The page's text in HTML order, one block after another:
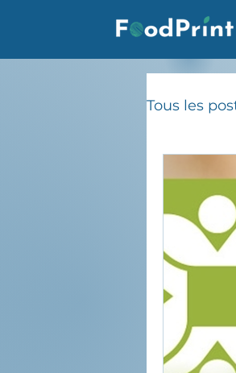
Tous les